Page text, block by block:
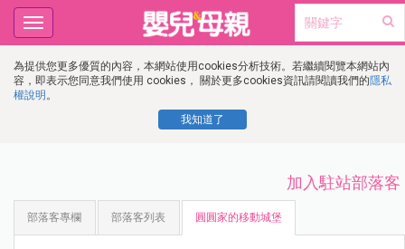
為提供您更多優質的內容，本網站使用cookies分析技術。若繼續閱覽本網站內
容，即表示您同意我們使用 cookies， 關於更多cookies資訊請閱讀我們的隱私
權說明 。
我知道了
Toggle
navigation
加入駐站部落客
部落客專欄 部落客列表 圓圓家的移動城堡